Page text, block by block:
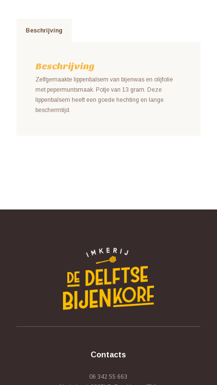
Beschrijving
Beschrijving
Zelfgemaakte lippenbalsem van bijenwas en olijfolie
met pepermuntsmaak. Potje van 13 gram. Deze
lippenbalsem heeft een goede hechting en lange
beschermtijd.
Contacts
06 342 55 663